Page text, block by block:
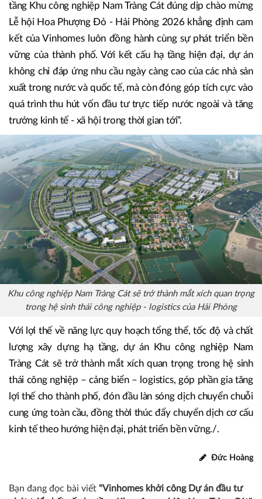
tầng Khu công nghiệp Nam Tràng Cát đúng dịp chào mừng
Lễ hội Hoa Phượng Đỏ - Hải Phòng 2026 khẳng định cam
kết của Vinhomes luôn đồng hành cùng sự phát triển bền
vững của thành phố. Với kết cấu hạ tầng hiện đại, dự án
không chỉ đáp ứng nhu cầu ngày càng cao của các nhà sản
xuất trong nước và quốc tế, mà còn đóng góp tích cực vào
quá trình thu hút vốn đầu tư trực tiếp nước ngoài và tăng
trưởng kinh tế - xã hội trong thời gian tới”.
Khu công nghiệp Nam Tràng Cát sẽ trở thành mắt xích quan trọng
trong hệ sinh thái công nghiệp - logistics của Hải Phòng
Với lợi thế về năng lực quy hoạch tổng thể, tốc độ và chất
lượng xây dựng hạ tầng, dự án Khu công nghiệp Nam
Tràng Cát sẽ trở thành mắt xích quan trọng trong hệ sinh
thái công nghiệp – cảng biển – logistics, góp phần gia tăng
lợi thế cho thành phố, đón đầu làn sóng dịch chuyển chuỗi
cung ứng toàn cầu, đồng thời thúc đẩy chuyển dịch cơ cấu
kinh tế theo hướng hiện đại, phát triển bền vững./.
Đức Hoàng
Bạn đang đọc bài viết "Vinhomes khởi công Dự án đầu tư